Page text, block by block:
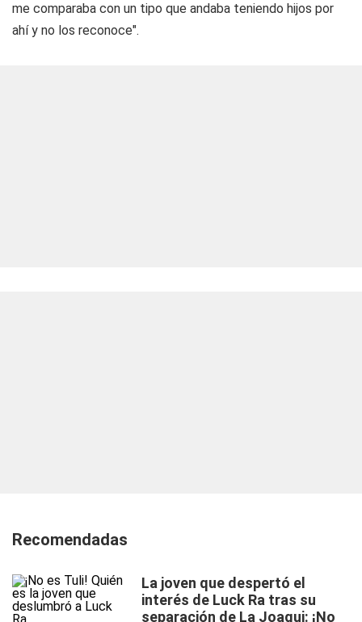
me comparaba con un tipo que andaba teniendo hijos por
ahí y no los reconoce".
Recomendadas
La joven que despertó el
interés de Luck Ra tras su
separación de La Joaqui: ¡No